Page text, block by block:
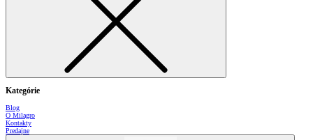
Kategórie
Blog
O Milagro
Kontakty
Predajne